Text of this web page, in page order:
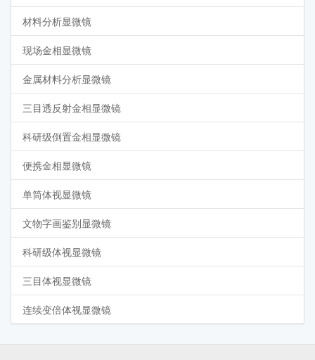
材料分析显微镜
现场金相显微镜
金属材料分析显微镜
三目透反射金相显微镜
科研级倒置金相显微镜
便携金相显微镜
单筒体视显微镜
文物字画鉴别显微镜
科研级体视显微镜
三目体视显微镜
连续变倍体视显微镜